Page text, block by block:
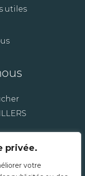
privée.
votre
utiles